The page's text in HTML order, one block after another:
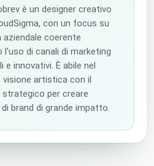
è un designer creativo
con un focus su
aziendale coerente
l'uso di canali di marketing
e innovativi. È abile nel
visione artistica con il
strategico per creare
brand di grande impatto.